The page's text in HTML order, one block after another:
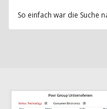
So einfach war die Suche